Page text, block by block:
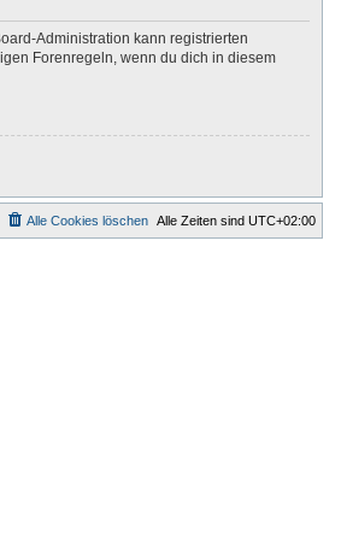
Administration kann registrierten
Forenregeln, wenn du dich in diesem
Alle Zeiten sind UTC+02:00
Alle Cookies löschen